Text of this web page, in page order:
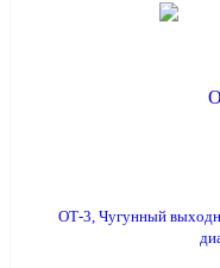
ОТ-3, Чугунный